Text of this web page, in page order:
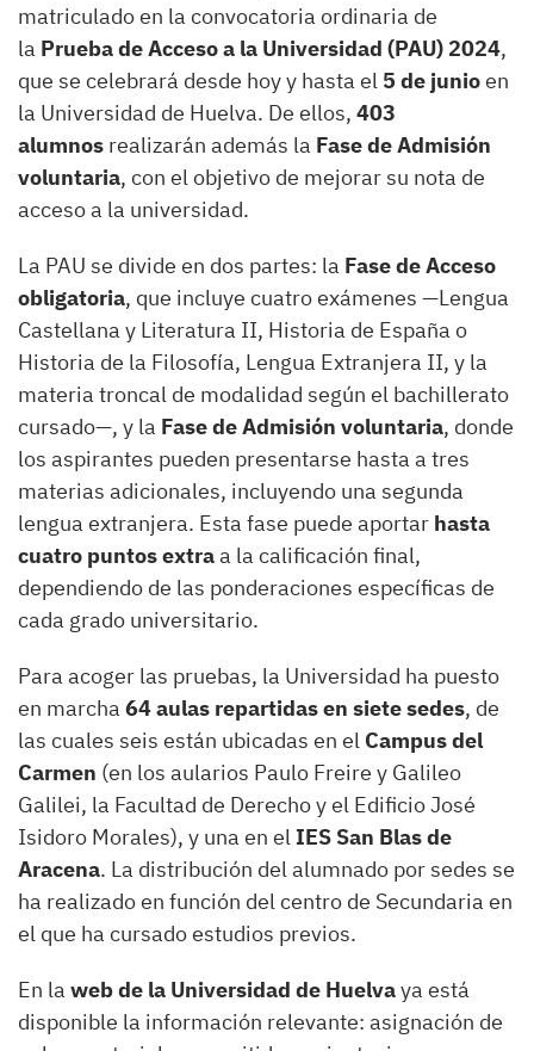
matriculado en la convocatoria ordinaria de
la Prueba de Acceso a la Universidad (PAU) 2024,
que se celebrará desde hoy y hasta el 5 de junioen
la Universidad de Huelva. De ellos, 403
alumnos realizarán además la Fase de Admisión
voluntaria, con el objetivo de mejorar su nota de
acceso a la universidad.
La PAU se divide en dos partes: la Fase de Acceso
obligatoria, que incluye cuatro exámenes —Lengua
Castellana y Literatura II, Historia de España o
Historia de la Filosofía, Lengua Extranjera II, y la
materia troncal de modalidad según el bachillerato
cursado—, y la Fase de Admisión voluntaria, donde
los aspirantes pueden presentarse hasta a tres
materias adicionales, incluyendo una segunda
lengua extranjera. Esta fase puede aportar hasta
cuatro puntos extraa la calificación final,
dependiendo de las ponderaciones específicas de
cada grado universitario.
Para acoger las pruebas, la Universidad ha puesto
en marcha 64 aulas repartidas en siete sedes, de
las cuales seis están ubicadas en el Campus del
Carmen (en los aularios Paulo Freire y Galileo
Galilei, la Facultad de Derecho y el Edificio José
Isidoro Morales), y una en el IES San Blas de
Aracena. La distribución del alumnado por sedes se
ha realizado en función del centro de Secundaria en
el que ha cursado estudios previos.
En la web de la Universidad de Huelvaya está
disponible la información relevante: asignación de